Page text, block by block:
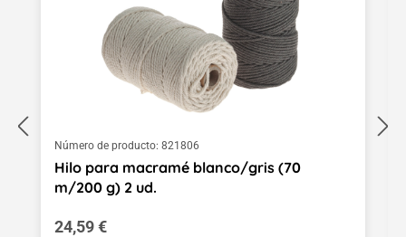
Número de producto: 821806
Hilo para macramé blanco/gris (70
m/200 g) 2 ud.
Precio normal:
24,59 €